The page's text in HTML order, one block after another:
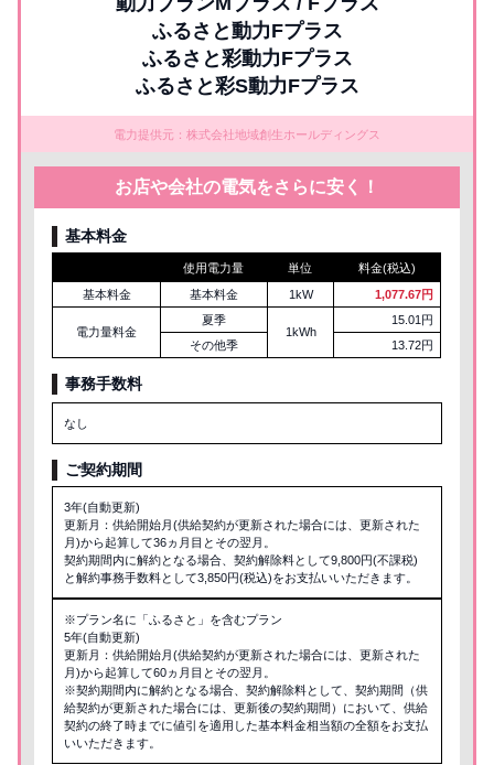
ふるさと動力Fプラス
ふるさと彩動力Fプラス
ふるさと彩S動力Fプラス
電力提供元：株式会社地域創生ホールディングス
お店や会社の電気をさらに安く！
基本料金
使用電力量 単位
料金(税込)
基本料金
基本料金 1kW 1,077.67円
電力量料金
夏季
1kWh
15.01円
その他季
13.72円
事務手数料
なし
ご契約期間
3年(自動更新)
更新月：供給開始月(供給契約が更新された場合には、更新された
月)から起算して36ヵ月目とその翌月。
契約期間内に解約となる場合、契約解除料として9,800円(不課税)
と解約事務手数料として3,850円(税込)をお支払いいただきます。
※プラン名に「ふるさと」を含むプラン
5年(自動更新)
更新月：供給開始月(供給契約が更新された場合には、更新された
月)から起算して60ヵ月目とその翌月。
※契約期間内に解約となる場合、契約解除料として、契約期間（供
給契約が更新された場合には、更新後の契約期間）において、供給
契約の終了時までに値引を適用した基本料金相当額の全額をお支払
いいただきます。